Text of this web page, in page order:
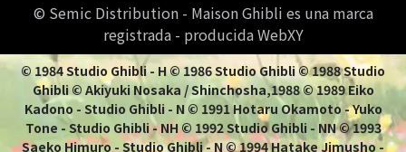
© Semic Distribution - Maison Ghibli es una marca
registrada - producida WebXY
© 1984 Studio Ghibli - H © 1986 Studio Ghibli © 1988 Studio
Ghibli © Akiyuki Nosaka / Shinchosha,1988 © 1989 Eiko
Kadono - Studio Ghibli - N © 1991 Hotaru Okamoto - Yuko
Tone - Studio Ghibli - NH © 1992 Studio Ghibli - NN © 1993
Saeko Himuro - Studio Ghibli - N © 1994 Hatake Jimusho -